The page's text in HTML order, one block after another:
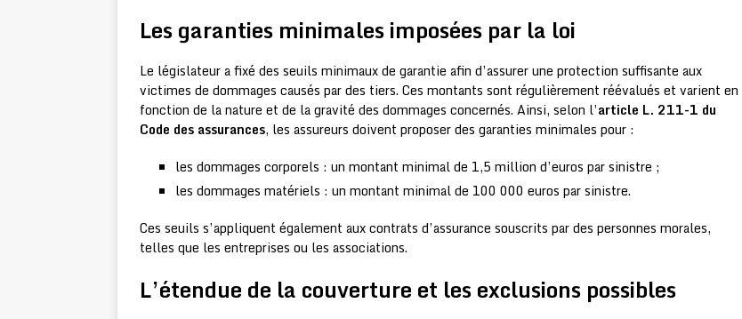
Les garanties minimales imposées par la loi
Le législateur a fixé des seuils minimaux de garantie afin d’assurer une protection suffisante aux
victimes de dommages causés par des tiers. Ces montants sont régulièrement réévalués et varient en
fonction de la nature et de la gravité des dommages concernés. Ainsi, selon l’article L. 211-1 du
Code des assurances, les assureurs doivent proposer des garanties minimales pour :
les dommages corporels : un montant minimal de 1,5 million d’euros par sinistre ;
les dommages matériels : un montant minimal de 100 000 euros par sinistre.
Ces seuils s’appliquent également aux contrats d’assurance souscrits par des personnes morales,
telles que les entreprises ou les associations.
L’étendue de la couverture et les exclusions possibles